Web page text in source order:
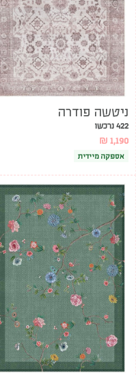
ניטשה פודרה
422 נרכשו
₪ 1,190
אספקה מיידית